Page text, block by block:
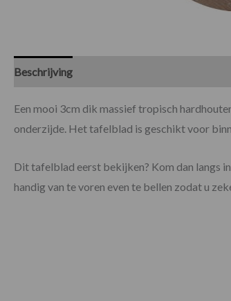
Beschrijving
Een mooi 3cm dik massief tropisch
onderzijde. Het tafelblad is geschikt voor
Dit tafelblad eerst bekijken? Kom dan langs
handig van te voren even te bellen zodat u